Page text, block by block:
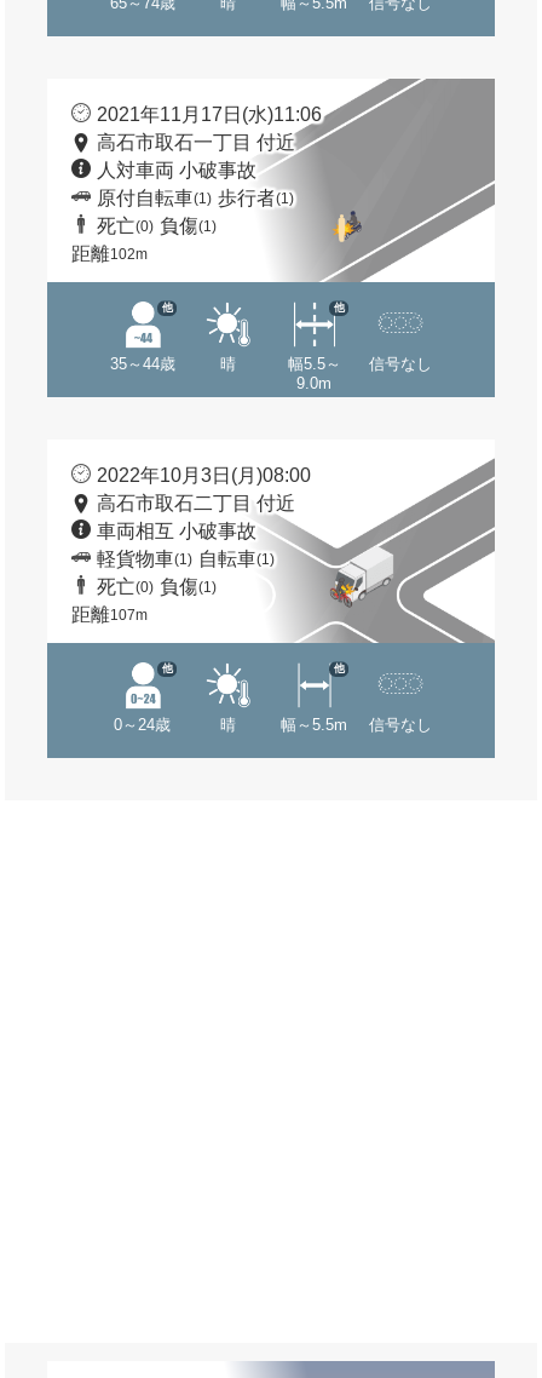
2021年11月17日(水)11:06
高石市取石一丁目 付近
人対車両 小破事故
原付自転車(1) 歩行者(1)
死亡(0) 負傷(1)
距離102m
35～44歳
他
晴
幅5.5～
9.0m
他
信号なし
2022年10月3日(月)08:00
高石市取石二丁目 付近
車両相互 小破事故
軽貨物車(1) 自転車(1)
死亡(0) 負傷(1)
距離107m
0～24歳
他
晴 幅～5.5m
他
信号なし